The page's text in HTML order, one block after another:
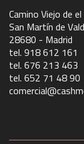
Camino Viejo de
San Martín de
28680 - Madrid
tel. 918 612 161
tel. 676 213 463
tel. 652 71 48 90